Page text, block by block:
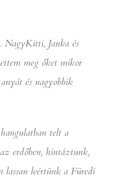
NagyKitti, Janka és
meg őket mikor
és nagyobbik
telt a
erdőben, hintáztunk,
leértünk a Füredi